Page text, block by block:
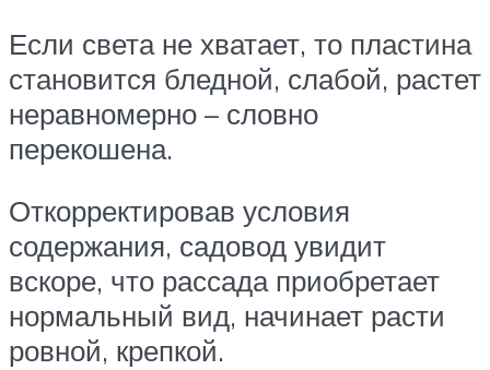
Если света не хватает, то пластина
становится бледной, слабой, растет
неравномерно – словно
перекошена.
Откорректировав условия
содержания, садовод увидит
вскоре, что рассада приобретает
нормальный вид, начинает расти
ровной, крепкой.